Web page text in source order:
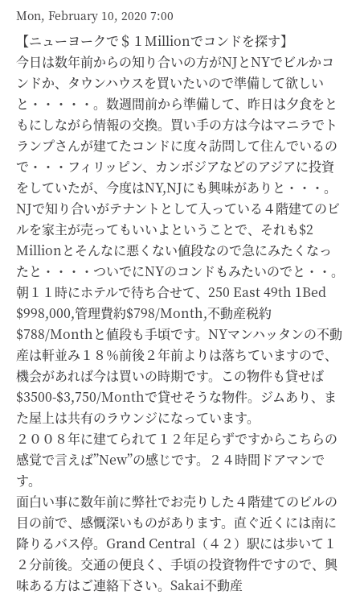
Mon, February 10, 2020 7:00
【ニューヨークで＄１Millionでコンドを探す】
今日は数年前からの知り合いの方がNJとNYでビルかコ
ンドか、タウンハウスを買いたいので準備して欲しい
と・・・・・。数週間前から準備して、昨日は夕食をと
もにしながら情報の交換。買い手の方は今はマニラでト
ランプさんが建てたコンドに度々訪問して住んでいるの
で・・・フィリッピン、カンボジアなどのアジアに投資
をしていたが、今度はNY,NJにも興味がありと・・・。
NJで知り合いがテナントとして入っている４階建てのビ
ルを家主が売ってもいいよということで、それも$2
Millionとそんなに悪くない値段なので急にみたくなっ
たと・・・・ついでにNYのコンドもみたいのでと・・。
朝１１時にホテルで待ち合せて、250 East 49th 1Bed
$998,000,管理費約$798/Month,不動産税約
$788/Monthと値段も手頃です。NYマンハッタンの不動
産は軒並み１８％前後２年前よりは落ちていますので、
機会があれば今は買いの時期です。この物件も貸せば
$3500-$3,750/Monthで貸せそうな物件。ジムあり、ま
た屋上は共有のラウンジになっています。
２００８年に建てられて１２年足らずですからこちらの
感覚で言えば”New”の感じです。２４時間ドアマンで
す。
面白い事に数年前に弊社でお売りした４階建てのビルの
目の前で、感慨深いものがあります。直ぐ近くには南に
降りるバス停。Grand Central（４２）駅には歩いて１
２分前後。交通の便良く、手頃の投資物件ですので、興
味ある方はご連絡下さい。Sakai不動産